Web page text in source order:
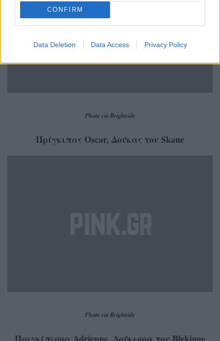
CONFIRM
Data Deletion Data Access Privacy Policy
Photo via Brightside
Πρίγκιπας Oscar, Δούκας του Skane
Photo via Brightside